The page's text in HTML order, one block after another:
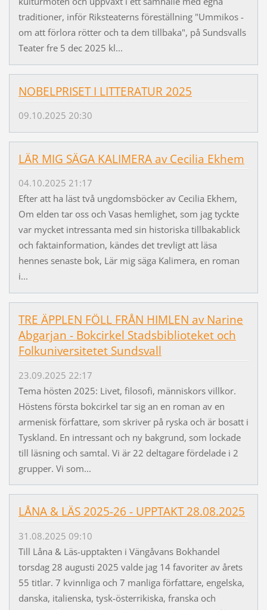
traditioner, inför Riksteaterns föreställning "Ummikos -
om att förlora rötter och ta dem tillbaka", på Sundsvalls
Teater fre 5 dec 2025 kl...
NOBELPRISET I LITTERATUR 2025
09.10.2025 20:30
LÄR MIG SÄGA KALIMERA av Cecilia Ekhem
04.10.2025 21:17
Efter att ha läst två ungdomsböcker av Cecilia Ekhem,
Om elden tar oss och Vasas hemlighet, som jag tyckte
var mycket intressanta med sin historiska tillbakablick
och faktainformation, kändes det trevligt att läsa
hennes senaste bok, Lär mig säga Kalimera, en roman
i...
TRE ÄPPLEN FÖLL FRÅN HIMLEN av Narine
Abgarjan - Bokcirkel Stadsbiblioteket och
Folkuniversitetet Sundsvall
23.09.2025 22:17
Tema hösten 2025: Livet, filosofi, människors villkor.
Höstens första bokcirkel tar sig an en roman av en
armenisk författare, som skriver på ryska och är bosatt i
Tyskland. En intressant och ny bakgrund, som lockade
till läsning och samtal. Vi är 22 deltagare fördelade i 2
grupper. Vi som...
LÅNA & LÄS 2025-26 - UPPTAKT 28.08.2025
31.08.2025 09:10
Till Låna & Läs-upptakten i Vängåvans Bokhandel
torsdag 28 augusti 2025 valde jag 14 favoriter av årets
55 titlar. 7 kvinnliga och 7 manliga författare, engelska,
danska, italienska, tysk-österrikiska, franska och